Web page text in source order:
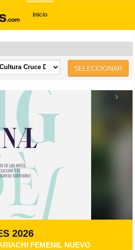
Inicio
SELECCIONAR
›
2026
FEMENIL NUEVO